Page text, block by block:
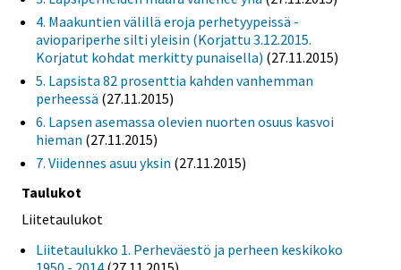
4. Maakuntien välillä eroja perhetyypeissä -
aviopariperhe silti yleisin (Korjattu 3.12.2015.
Korjatut kohdat merkitty punaisella) (27.11.2015)
5. Lapsista 82 prosenttia kahden vanhemman
perheessä (27.11.2015)
6. Lapsen asemassa olevien nuorten osuus kasvoi
hieman (27.11.2015)
7. Viidennes asuu yksin (27.11.2015)
Taulukot
Liitetaulukot
Liitetaulukko 1. Perheväestö ja perheen keskikoko